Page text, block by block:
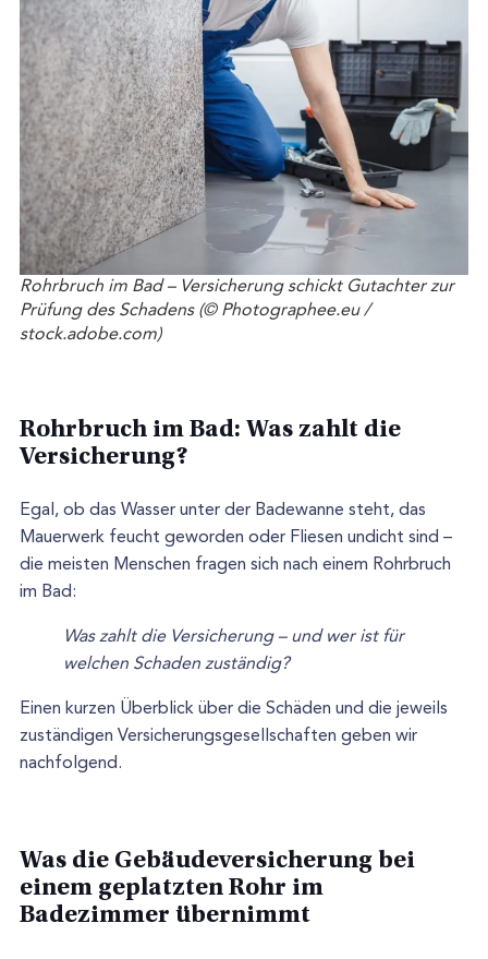
Rohrbruch im Bad – Versicherung schickt Gutachter zur
Prüfung des Schadens (© Photographee.eu /
stock.adobe.com)
Rohrbruch im Bad: Was zahlt die
Versicherung?
Egal, ob das Wasser unter der Badewanne steht, das
Mauerwerk feucht geworden oder Fliesen undicht sind –
die meisten Menschen fragen sich nach einem Rohrbruch
im Bad:
Was zahlt die Versicherung – und wer ist für
welchen Schaden zuständig?
Einen kurzen Überblick über die Schäden und die jeweils
zuständigen Versicherungsgesellschaften geben wir
nachfolgend.
Was die Gebäudeversicherung bei
einem geplatzten Rohr im
Badezimmer übernimmt